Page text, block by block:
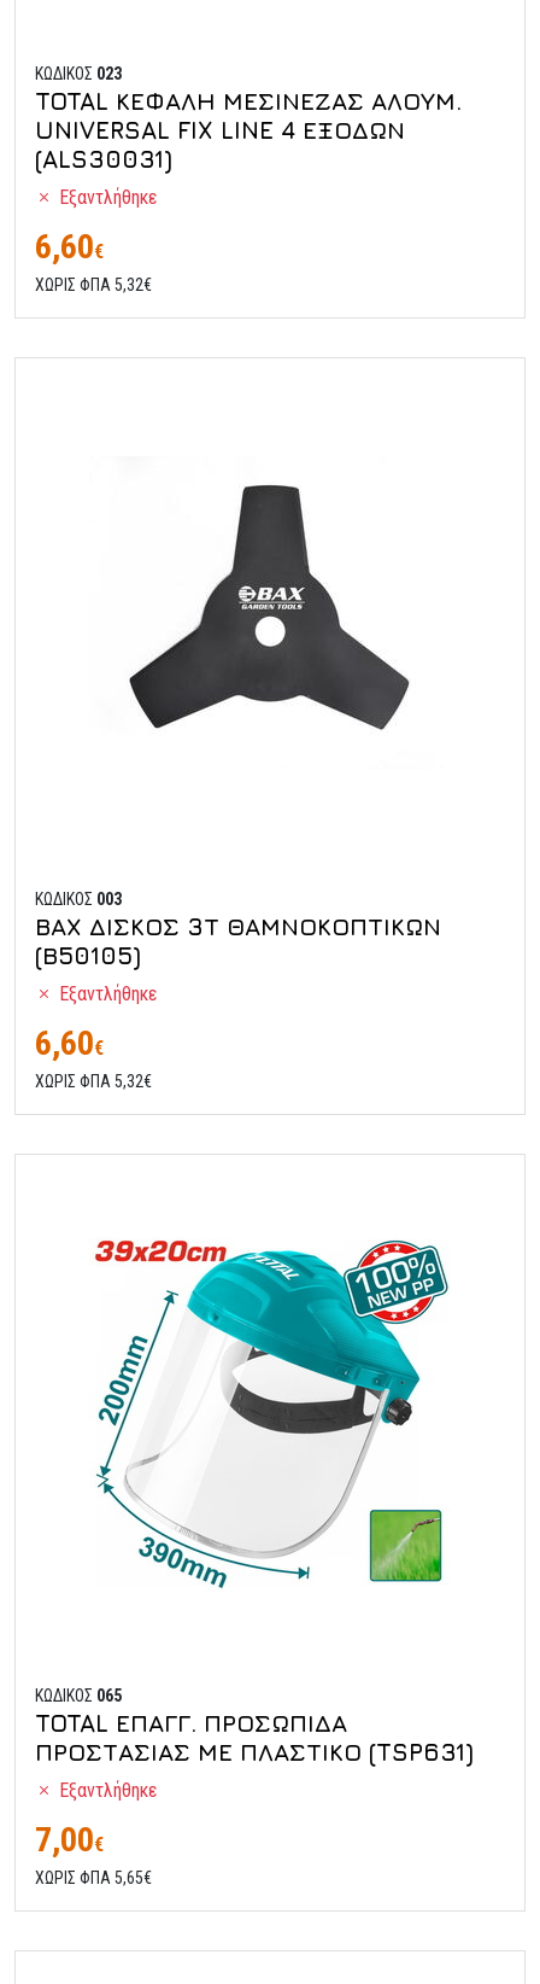
ΚΩΔΙΚΟΣ 023
TOTAL ΚΕΦΑΛΗ ΜΕΣΙΝΕΖΑΣ ΑΛΟΥΜ.
UNIVERSAL FIX LINE 4 ΕΞΟΔΩΝ
(ALS30031)
Εξαντλήθηκε
6,60€
ΧΩΡΙΣ ΦΠΑ 5,32€
ΚΩΔΙΚΟΣ 003
ΒΑΧ ΔΙΣΚΟΣ 3Τ ΘΑΜΝΟΚΟΠΤΙΚΩΝ
(Β50105)
Εξαντλήθηκε
6,60€
ΧΩΡΙΣ ΦΠΑ 5,32€
ΚΩΔΙΚΟΣ 065
TOTAL ΕΠΑΓΓ. ΠΡΟΣΩΠΙΔΑ
ΠΡΟΣΤΑΣΙΑΣ ΜΕ ΠΛΑΣΤΙΚΟ (TSP631)
Εξαντλήθηκε
7,00€
ΧΩΡΙΣ ΦΠΑ 5,65€